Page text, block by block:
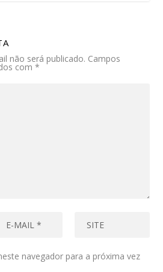
não será publicado. Campos
com*
navegador para a próxima vez